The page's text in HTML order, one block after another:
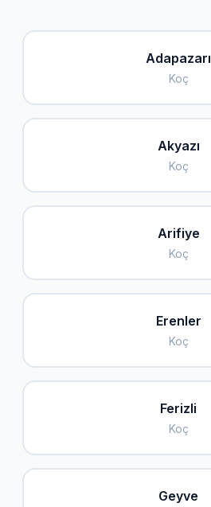
Adapazarı
Koç
Akyazı
Koç
Arifiye
Koç
Erenler
Koç
Ferizli
Koç
Geyve